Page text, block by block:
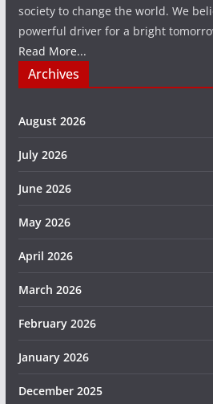
society to change the world. We
powerful driver for a bright
Read More...
Archives
August 2026
July 2026
June 2026
May 2026
April 2026
March 2026
February 2026
January 2026
December 2025